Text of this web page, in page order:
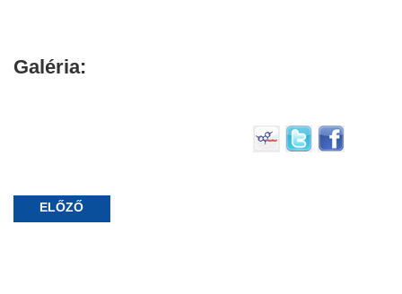
Galéria:
ELŐZŐ